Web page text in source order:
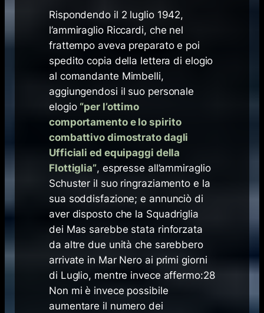
Rispondendo il 2 luglio 1942,
l’ammiraglio Riccardi, che nel
frattempo aveva preparato e poi
spedito copia della lettera di elogio
al comandante Mimbelli,
aggiungendosi il suo personale
elogio “per l’ottimo
comportamento e lo spirito
combattivo dimostrato dagli
Ufficiali ed equipaggi della
Flottiglia”, espresse all’ammiraglio
Schuster il suo ringraziamento e la
sua soddisfazione; e annunciò di
aver disposto che la Squadriglia
dei Mas sarebbe stata rinforzata
da altre due unità che sarebbero
arrivate in Mar Nero ai primi giorni
di Luglio, mentre invece affermo:28
Non mi è invece possibile
aumentare il numero dei